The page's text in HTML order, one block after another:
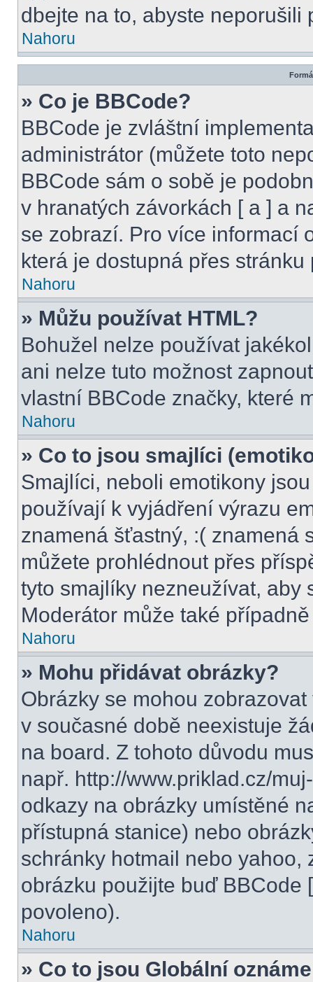
dbejte na to, abyste neporušili
Nahoru
» Co je BBCode?
BBCode je zvláštní
administrátor (můžete toto
BBCode sám o sobě je
v hranatých závorkách [ a ] a
se zobrazí. Pro více informací
která je dostupná přes stránku
Nahoru
» Můžu používat HTML?
Bohužel nelze používat
ani nelze tuto možnost
vlastní BBCode značky, které
Nahoru
» Co to jsou smajlíci
Smajlíci, neboli emotikony
používají k vyjádření výrazu
znamená šťastný, :( znamená
můžete prohlédnout přes
tyto smajlíky nezneužívat, aby
Moderátor může také
Nahoru
» Mohu přidávat obrázky?
Obrázky se mohou
v současné době neexistuje
na board. Z tohoto důvodu
např. http://www.priklad.cz/
odkazy na obrázky umístěné
přístupná stanice) nebo
schránky hotmail nebo yahoo,
obrázku použijte buď BBCode
povoleno).
Nahoru
» Co to jsou Globální